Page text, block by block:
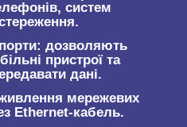
систем
: дозволяють
пристрої та
дані.
мережевих
Ethernet-кабель.